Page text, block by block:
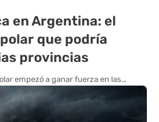
en Argentina: el
que podría
provincias
empezó a ganar fuerza en las…